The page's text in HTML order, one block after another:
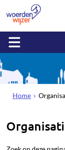
Home